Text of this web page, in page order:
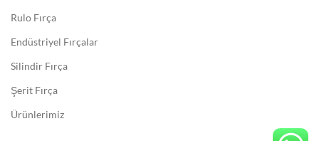
Rulo Fırça
Endüstriyel Fırçalar
Silindir Fırça
Şerit Fırça
Ürünlerimiz